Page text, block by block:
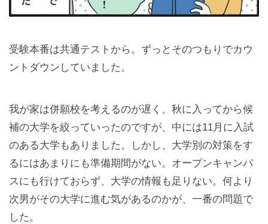
受験本番は共通テストから。ずっとそのつもりでカウ
ントダウンしていました。
我が家は併願校を考えるのが遅く、秋に入ってから候
補の大学を絞っていったのですが、中には11月に入試
のある大学もありました。しかし、大学別の対策をす
るにはあまりにも準備期間がない。オープンキャンパ
スにも行けておらず、大学の情報も足りない。何より
次男がその大学に進む気があるのかが、一番の問題で
した。